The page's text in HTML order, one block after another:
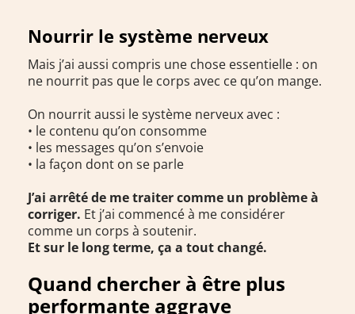
Nourrir le système nerveux
Mais j’ai aussi compris une chose essentielle : on
ne nourrit pas que le corps avec ce qu’on mange.
On nourrit aussi le système nerveux avec :
• le contenu qu’on consomme
• les messages qu’on s’envoie
• la façon dont on se parle
J’ai arrêté de me traiter comme un problème à
corriger. Et j’ai commencé à me considérer
comme un corps à soutenir.
Et sur le long terme, ça a tout changé.
Quand chercher à être plus
performante aggrave